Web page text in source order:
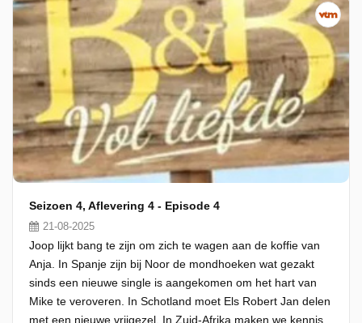
Seizoen 4, Aflevering 4 - Episode 4
21-08-2025
Joop lijkt bang te zijn om zich te wagen aan de koffie van
Anja. In Spanje zijn bij Noor de mondhoeken wat gezakt
sinds een nieuwe single is aangekomen om het hart van
Mike te veroveren. In Schotland moet Els Robert Jan delen
met een nieuwe vrijgezel. In Zuid-Afrika maken we kennis